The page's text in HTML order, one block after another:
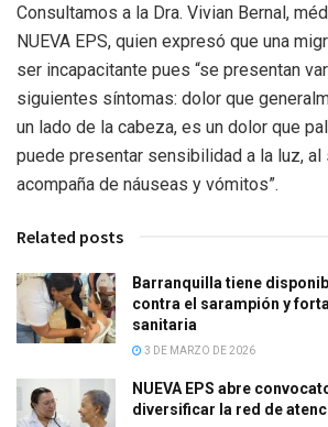
Consultamos a la Dra. Vivian Bernal,
NUEVA EPS, quien expresó que una
ser incapacitante pues “se presentan
siguientes síntomas: dolor que
un lado de la cabeza, es un dolor que
puede presentar sensibilidad a la luz, al
acompaña de náuseas y vómitos”.
Related posts
Barranquilla tiene
contra el sarampión y
sanitaria
3 DE MARZO DE 2026
NUEVA EPS abre
diversificar la red de